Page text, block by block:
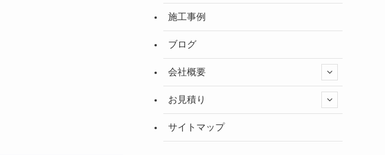
施工事例
ブログ
会社概要
お見積り
サイトマップ